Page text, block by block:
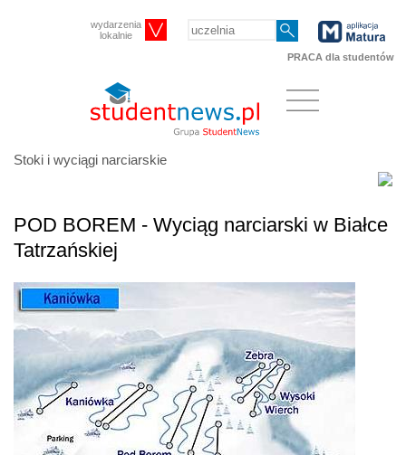
wydarzenia
lokalnie
PRACA dla studentów
Stoki i wyciągi narciarskie
POD BOREM - Wyciąg narciarski w Białce
Tatrzańskiej